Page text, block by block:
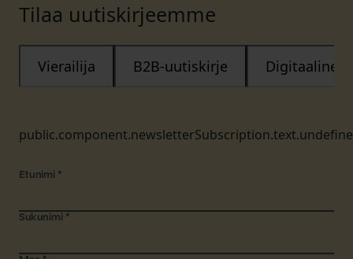
Tilaa uutiskirjeemme
Vierailija B2B-uutiskirje Digitaalinen
Etunimi *
Sukunimi *